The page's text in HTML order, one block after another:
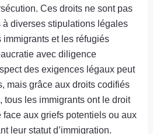
Ces droits ne sont pas
diverses stipulations légales
et les réfugiés
avec diligence
des exigences légaux peut
mais grâce aux droits codifiés
tous les immigrants ont le droit
aux griefs potentiels ou aux
leur statut d’immigration.